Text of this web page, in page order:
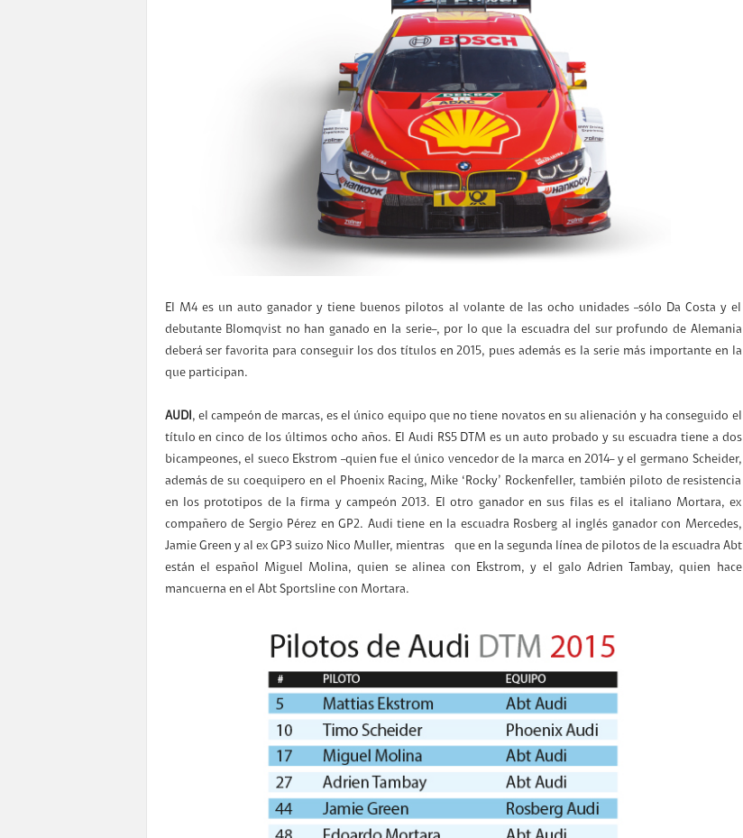
El M4 es un auto ganador y tiene buenos pilotos al volante de las ocho unidades –sólo Da Costa y el
debutante Blomqvist no han ganado en la serie–, por lo que la escuadra del sur profundo de Alemania
deberá ser favorita para conseguir los dos títulos en 2015, pues además es la serie más importante en la
que participan.
AUDI, el campeón de marcas, es el único equipo que no tiene novatos en su alienación y ha conseguido el
título en cinco de los últimos ocho años. El Audi RS5 DTM es un auto probado y su escuadra tiene a dos
bicampeones, el sueco Ekstrom –quien fue el único vencedor de la marca en 2014– y el germano Scheider,
además de su coequipero en el Phoenix Racing, Mike ‘Rocky’ Rockenfeller, también piloto de resistencia
en los prototipos de la firma y campeón 2013. El otro ganador en sus filas es el italiano Mortara, ex
compañero de Sergio Pérez en GP2. Audi tiene en la escuadra Rosberg al inglés ganador con Mercedes,
Jamie Green y al ex GP3 suizo Nico Muller, mientras que en la segunda línea de pilotos de la escuadra Abt
están el español Miguel Molina, quien se alinea con Ekstrom, y el galo Adrien Tambay, quien hace
mancuerna en el Abt Sportsline con Mortara.